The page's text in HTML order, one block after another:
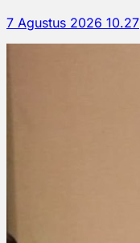
7 Agustus 2026 10.27